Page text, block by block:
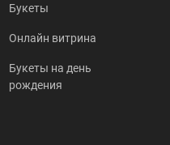
Букеты
Онлайн витрина
Букеты на день
рождения